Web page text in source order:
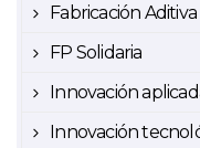
Fabricación
FP Solidaria
Innovación
Innovación